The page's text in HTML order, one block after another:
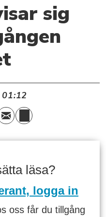
sig
läsa?
logga in
oss får du tillgång